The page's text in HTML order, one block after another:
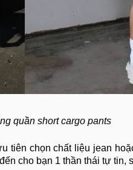
quần short cargo pants
tiên chọn chất liệu jean
cho bạn 1 thần thái tự tin,